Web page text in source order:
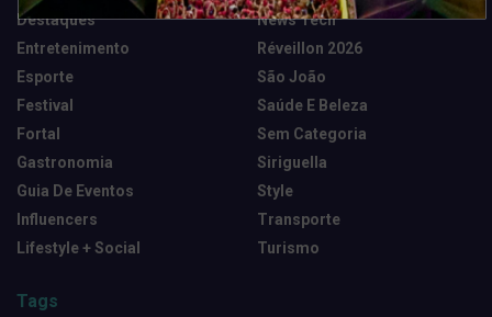
Destaques
Entretenimento
Esporte
Festival
Fortal
Gastronomia
Guia De Eventos
Influencers
Lifestyle + Social
News Tech
Réveillon 2026
São João
Saúde E Beleza
Sem Categoria
Siriguella
Style
Transporte
Turismo
Tags